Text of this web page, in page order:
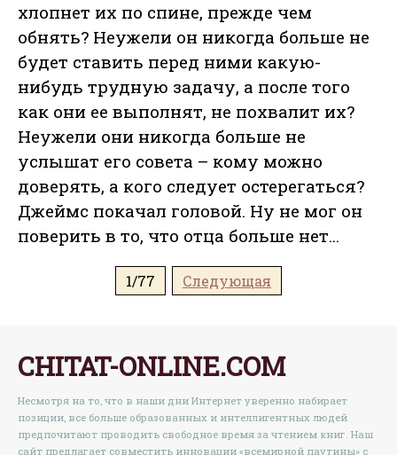
хлопнет их по спине, прежде чем
обнять? Неужели он никогда больше не
будет ставить перед ними какую-
нибудь трудную задачу, а после того
как они ее выполнят, не похвалит их?
Неужели они никогда больше не
услышат его совета – кому можно
доверять, а кого следует остерегаться?
Джеймс покачал головой. Ну не мог он
поверить в то, что отца больше нет...
1/77 Следующая
CHITAT-ONLINE.COM
Несмотря на то, что в наши дни Интернет уверенно набирает
позиции, все больше образованных и интеллигентных людей
предпочитают проводить свободное время за чтением книг. Наш
сайт предлагает совместить инновации «всемирной паутины» с